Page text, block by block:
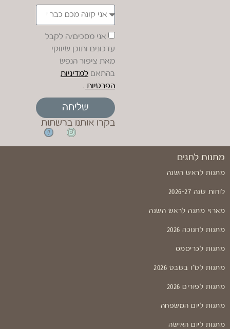
אני מסכים/ה לקבל
עדכונים ותוכן שיווקי
מאת ציפור הנפש
בהתאם למדיניות
הפרטיות .
שליחה
בקרו אותנו ברשתות
מתנות לחגים
מתנות לראש השנה
לוחות שנה 2026-27
מארזי מתנה לראש השנה
מתנות לחנוכה 2026
מתנות לכריסמס
מתנות לט"ו בשבט 2026
מתנות לפורים 2026
מתנות ליום המשפחה
מתנות ליום האישה